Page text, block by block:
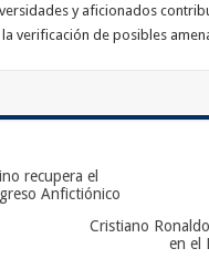
y aficionados
verificación de posibles
recupera el
Anfictiónico
Cristiano
en el